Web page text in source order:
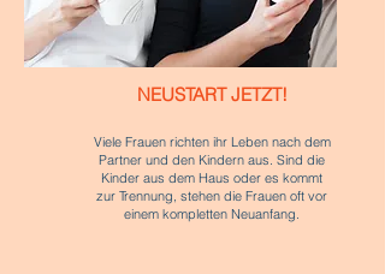
NEUSTART JETZT!
Viele Frauen richten ihr Leben nach dem
Partner und den Kindern aus. Sind die
Kinder aus dem Haus oder es kommt
zur Trennung, stehen die Frauen oft vor
einem kompletten Neuanfang.